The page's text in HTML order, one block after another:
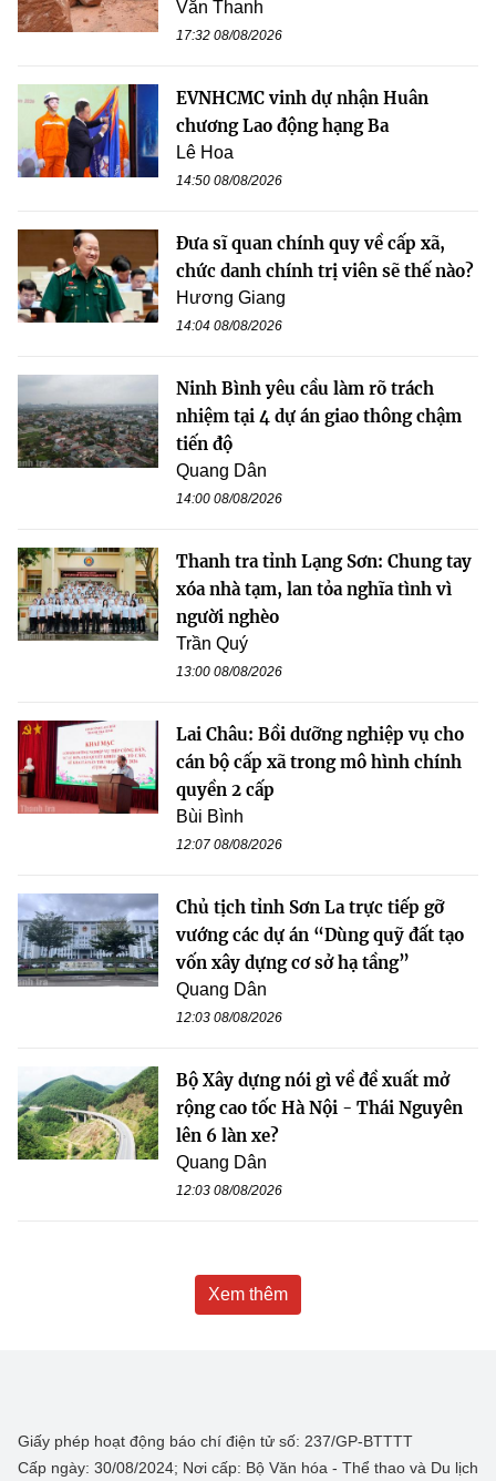
Văn Thanh
17:32 08/08/2026
EVNHCMC vinh dự nhận Huân
chương Lao động hạng Ba
Lê Hoa
14:50 08/08/2026
Đưa sĩ quan chính quy về cấp xã,
chức danh chính trị viên sẽ thế nào?
Hương Giang
14:04 08/08/2026
Ninh Bình yêu cầu làm rõ trách
nhiệm tại 4 dự án giao thông chậm
tiến độ
Quang Dân
14:00 08/08/2026
Thanh tra tỉnh Lạng Sơn: Chung tay
xóa nhà tạm, lan tỏa nghĩa tình vì
người nghèo
Trần Quý
13:00 08/08/2026
Lai Châu: Bồi dưỡng nghiệp vụ cho
cán bộ cấp xã trong mô hình chính
quyền 2 cấp
Bùi Bình
12:07 08/08/2026
Chủ tịch tỉnh Sơn La trực tiếp gỡ
vướng các dự án “Dùng quỹ đất tạo
vốn xây dựng cơ sở hạ tầng”
Quang Dân
12:03 08/08/2026
Bộ Xây dựng nói gì về đề xuất mở
rộng cao tốc Hà Nội - Thái Nguyên
lên 6 làn xe?
Quang Dân
12:03 08/08/2026
Xem thêm
Giấy phép hoạt động báo chí điện tử số: 237/GP-BTTTT
Cấp ngày: 30/08/2024; Nơi cấp: Bộ Văn hóa - Thể thao và Du lịch